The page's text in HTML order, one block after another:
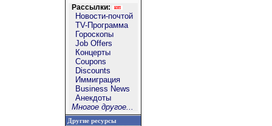
Рассылки:
Новости-почтой
TV-Программа
Гороскопы
Job Offers
Концерты
Coupons
Discounts
Иммиграция
Business News
Анекдоты
Многое другое...
Другие ресурсы